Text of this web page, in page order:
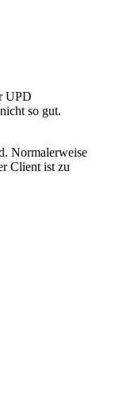
UPD
so gut.
Normalerweise
Client ist zu